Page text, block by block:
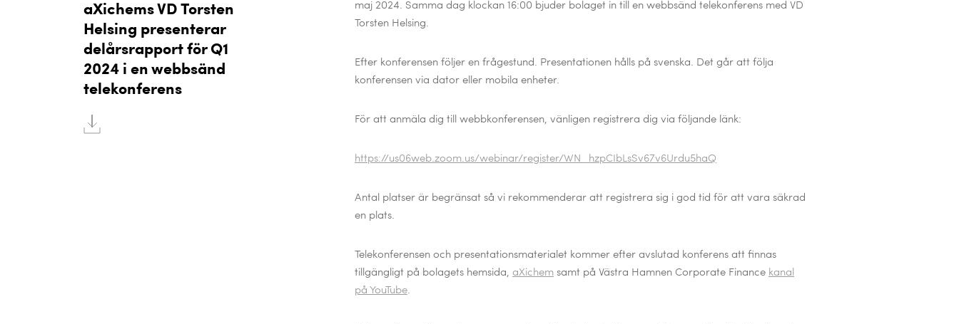
aXichems VD Torsten
Helsing presenterar
delårsrapport för Q1
2024 i en webbsänd
telekonferens
maj 2024. Samma dag klockan 16:00 bjuder bolaget in till en webbsänd telekonferens med VD
Torsten Helsing.
Efter konferensen följer en frågestund. Presentationen hålls på svenska. Det går att följa
konferensen via dator eller mobila enheter.
För att anmäla dig till webbkonferensen, vänligen registrera dig via följande länk:
https://us06web.zoom.us/webinar/register/WN_hzpCIbLsSv67v6Urdu5haQ
Antal platser är begränsat så vi rekommenderar att registrera sig i god tid för att vara säkrad
en plats.
Telekonferensen och presentationsmaterialet kommer efter avslutad konferens att finnas
tillgängligt på bolagets hemsida, aXichem samt på Västra Hamnen Corporate Finance kanal
på YouTube.